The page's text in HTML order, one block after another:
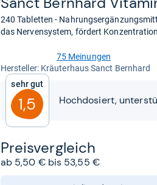
240 Tabletten -
das Nervensystem, fördert
von
Sternen
75 Meinungen
Her­stel­ler: Kräuterhaus Sanct Bernhard
Sehr gut
1,5 Hochdosiert,
Preis­ver­gleich
ab 5,50 € bis 53,55 €